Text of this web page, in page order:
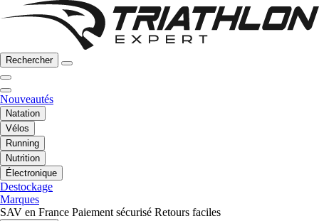
Rechercher
Nouveautés
Natation
Vélos
Running
Nutrition
Électronique
Destockage
Marques
SAV en France Paiement sécurisé Retours faciles